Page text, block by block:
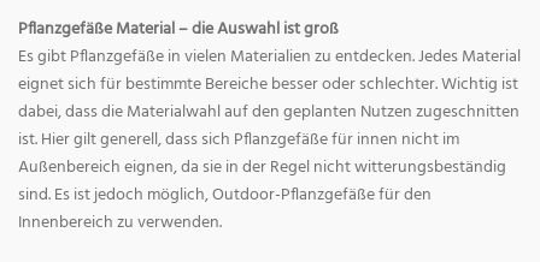
Pflanzgefäße Material – die Auswahl ist groß
Es gibt Pflanzgefäße in vielen Materialien zu entdecken. Jedes Material
eignet sich für bestimmte Bereiche besser oder schlechter. Wichtig ist
dabei, dass die Materialwahl auf den geplanten Nutzen zugeschnitten
ist. Hier gilt generell, dass sich Pflanzgefäße für innen nicht im
Außenbereich eignen, da sie in der Regel nicht witterungsbeständig
sind. Es ist jedoch möglich, Outdoor-Pflanzgefäße für den
Innenbereich zu verwenden.